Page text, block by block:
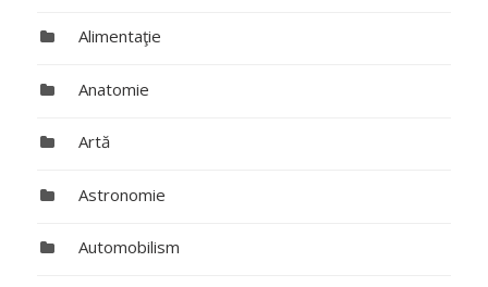
Alimentaţie
Anatomie
Artă
Astronomie
Automobilism